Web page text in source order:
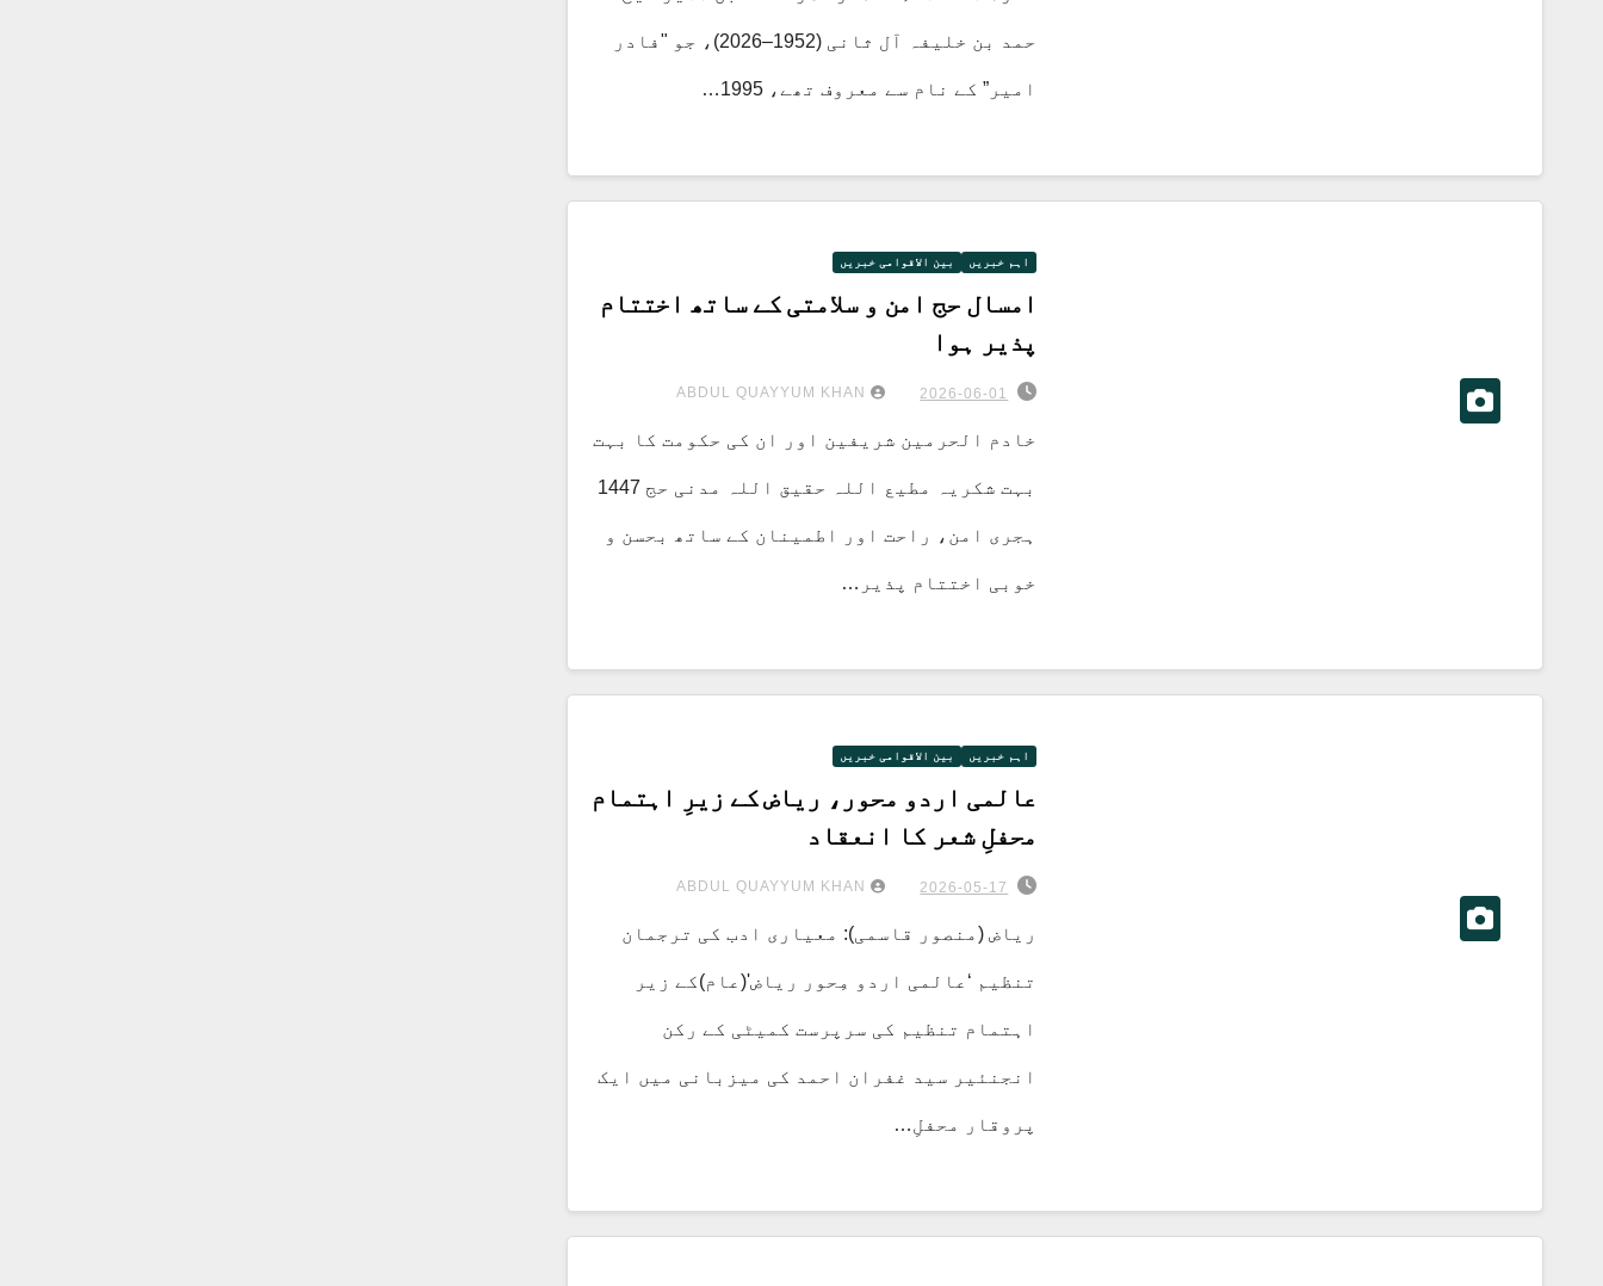
حمد بن خلیفہ آل ثانی (1952–2026)، جو "فادر
امیر” کے نام سے معروف تھے، 1995…
اہم خبریں بین الاقوامی خبریں
امسال حج امن و سلامتی کے ساتھ اختتام
پذیر ہوا
2026-06-01
ABDUL QUAYYUM KHAN
خادم الحرمین شریفین اور ان کی حکومت کا بہت
بہت شکریہ مطیع اللہ حقیق اللہ مدنی حج 1447
ہجری امن، راحت اور اطمینان کے ساتھ بحسن و
خوبی اختتام پذیر…
اہم خبریں بین الاقوامی خبریں
عالمی اردو محور، ریاض کے زیرِ اہتمام
محفلِ شعر کا انعقاد
2026-05-17
ABDUL QUAYYUM KHAN
ریاض (منصور قاسمی): معیاری ادب کی ترجمان
تنظیم ‘عالمی اردو مِحور ریاض'(عام)کے زیر
اہتمام تنظیم کی سرپرست کمیٹی کے رکن
انجنئیر سید غفران احمد کی میزبانی میں ایک
پروقار محفلِ…